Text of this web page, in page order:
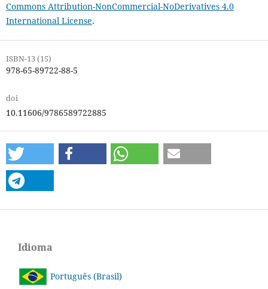
Commons Attribution-NonCommercial-NoDerivatives 4.0
International License.
ISBN-13 (15)
978-65-89722-88-5
doi
10.11606/9786589722885
Idioma
Português (Brasil)